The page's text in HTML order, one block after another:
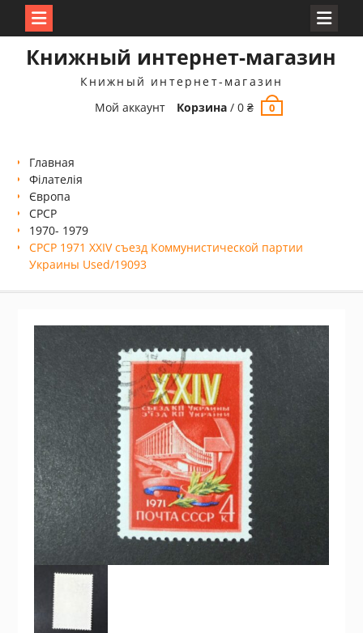
Книжный интернет-магазин
Книжный интернет-магазин
Мой аккаунт
Корзина /0₴ 0
Главная
Філателія
Європа
СРСР
1970- 1979
СРСР 1971 XXIV съезд Коммунистической партии
Украины Used/19093